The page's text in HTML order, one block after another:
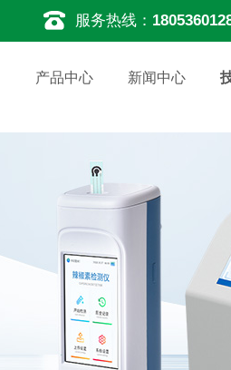
服务热线：
产品中心 新闻中心